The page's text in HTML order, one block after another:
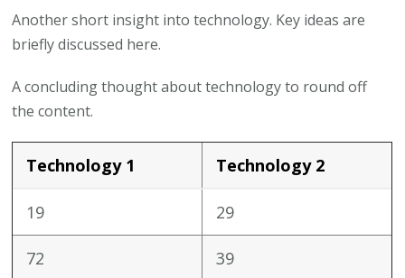
Another short insight into technology. Key ideas are
briefly discussed here.
A concluding thought about technology to round off
the content.
Technology 1 Technology 2
19 29
72 39